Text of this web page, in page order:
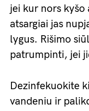
jei kur nors kyšo
atsargiai jas
lygus. Rišimo
patrumpinti, jei
Dezinfekuokite
vandeniu ir